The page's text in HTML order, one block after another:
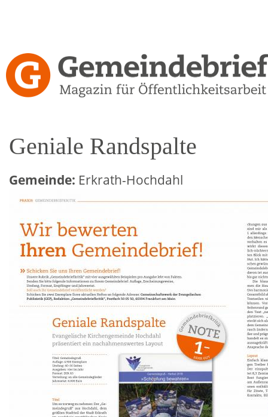
Gemeindebrief-
Kritiken
Geniale Randspalte
Gemeinde: Erkrath-Hochdahl